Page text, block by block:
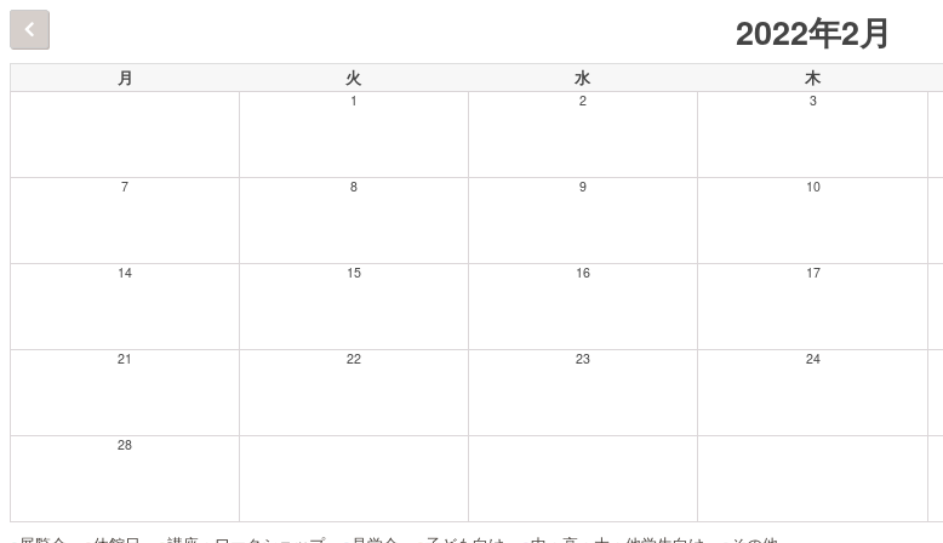
2022年2月
月 火 水 木
1 2 3
7 8 9 10
14 15 16 17
21 22 23 24
28